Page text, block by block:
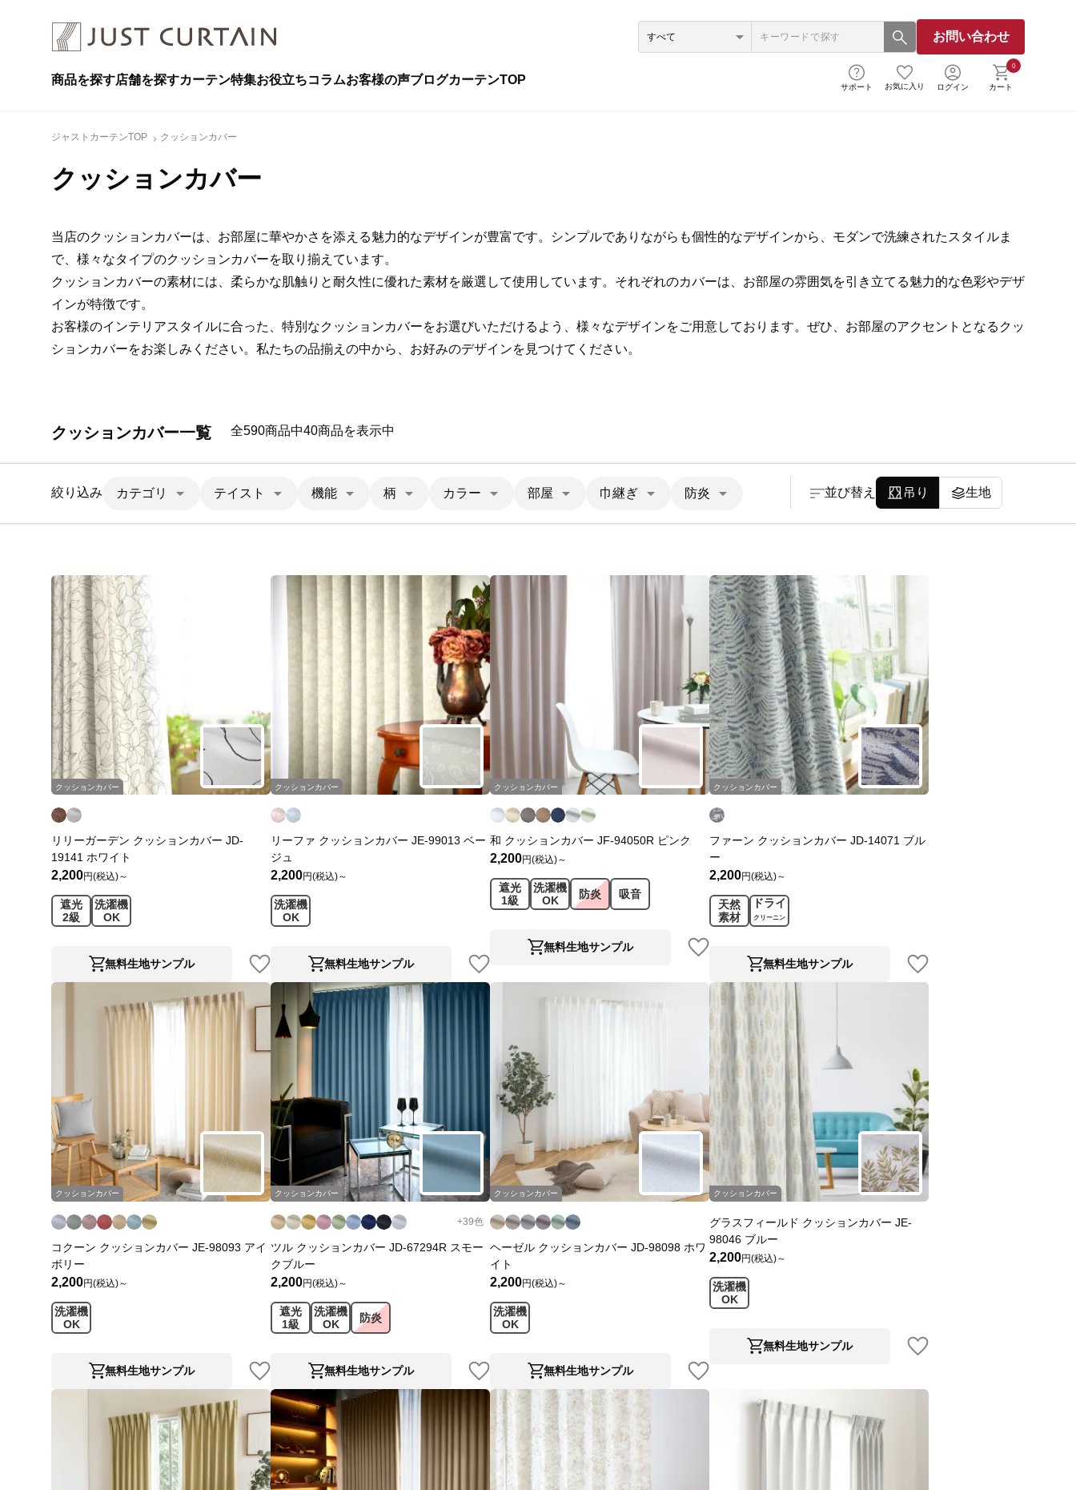
お問い合わせ
商品を探す店舗を探すカーテン特集お役立ちコラムお客様の声ブログカーテンTOP
サポート お気に入り ログイン
0
カート
ジャストカーテンTOP クッションカバー
クッションカバー
当店のクッションカバーは、お部屋に華やかさを添える魅力的なデザインが豊富です。シンプルでありながらも個性的なデザインから、モダンで洗練されたスタイルま
で、様々なタイプのクッションカバーを取り揃えています。
クッションカバーの素材には、柔らかな肌触りと耐久性に優れた素材を厳選して使用しています。それぞれのカバーは、お部屋の雰囲気を引き立てる魅力的な色彩やデザ
インが特徴です。
お客様のインテリアスタイルに合った、特別なクッションカバーをお選びいただけるよう、様々なデザインをご用意しております。ぜひ、お部屋のアクセントとなるクッ
ションカバーをお楽しみください。私たちの品揃えの中から、お好みのデザインを見つけてください。
クッションカバー一覧 全590商品中40商品を表示中
絞り込み カテゴリ テイスト 機能 柄 カラー 部屋 巾継ぎ 防炎 並び替え 吊り 生地
クッションカバー
リリーガーデン クッションカバー JD-
19141 ホワイト
2,200円(税込)～
遮光
2級
洗濯機
OK
無料生地サンプル
クッションカバー
リーファ クッションカバー JE-99013 ベー
ジュ
2,200円(税込)～
洗濯機
OK
無料生地サンプル
クッションカバー
和 クッションカバー JF-94050R ピンク
2,200円(税込)～
遮光
1級
洗濯機
OK
防炎 吸音
無料生地サンプル
クッションカバー
ファーン クッションカバー JD-14071 ブル
ー
2,200円(税込)～
天然
素材
ドライ
クリーニン
無料生地サンプル
クッションカバー
コクーン クッションカバー JE-98093 アイ
ボリー
2,200円(税込)～
洗濯機
OK
無料生地サンプル
クッションカバー
+39色
ツル クッションカバー JD-67294R スモー
クブルー
2,200円(税込)～
遮光
1級
洗濯機
OK
防炎
無料生地サンプル
クッションカバー
ヘーゼル クッションカバー JD-98098 ホワ
イト
2,200円(税込)～
洗濯機
OK
無料生地サンプル
クッションカバー
グラスフィールド クッションカバー JE-
98046 ブルー
2,200円(税込)～
洗濯機
OK
無料生地サンプル